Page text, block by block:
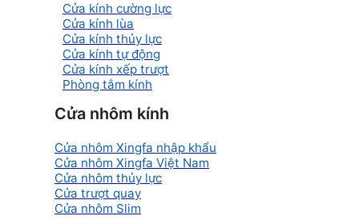
Cửa kính cường lực
Cửa kính lùa
Cửa kính thủy lực
Cửa kính tự động
Cửa kính xếp trượt
Phòng tắm kính
Cửa nhôm kính
Cửa nhôm Xingfa nhập khẩu
Cửa nhôm Xingfa Việt Nam
Cửa nhôm thủy lực
Cửa trượt quay
Cửa nhôm Slim